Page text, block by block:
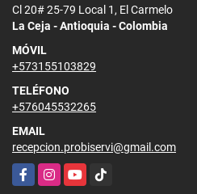
Cl 20# 25-79 Local 1, El Carmelo
La Ceja - Antioquia - Colombia
MÓVIL
+573155103829
TELÉFONO
+576045532265
EMAIL
recepcion.probiservi@gmail.com
FacebookInstagramYouTubeTikTok